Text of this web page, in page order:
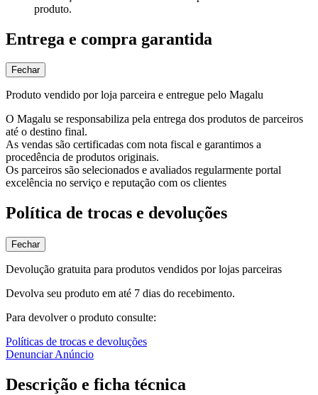
produto.
Entrega e compra garantida
Fechar
Produto vendido por loja parceira e entregue pelo Magalu
O Magalu se responsabiliza pela entrega dos produtos de parceiros
até o destino final.
As vendas são certificadas com nota fiscal e garantimos a
procedência de produtos originais.
Os parceiros são selecionados e avaliados regularmente portal
excelência no serviço e reputação com os clientes
Política de trocas e devoluções
Fechar
Devolução gratuita para produtos vendidos por lojas parceiras
Devolva seu produto em até 7 dias do recebimento.
Para devolver o produto consulte:
Políticas de trocas e devoluções
Denunciar Anúncio
Descrição e ficha técnica